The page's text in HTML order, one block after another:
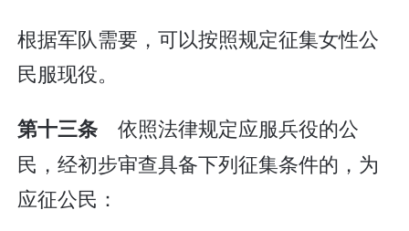
根据军队需要，可以按照规定征集女性公
民服现役。
第十三条 依照法律规定应服兵役的公
民，经初步审查具备下列征集条件的，为
应征公民：